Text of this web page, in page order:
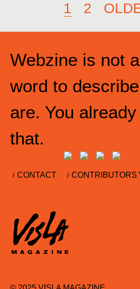
1 2
Webzine is not
word to
are. You
that.
CONTACT CONTRIBUTORS